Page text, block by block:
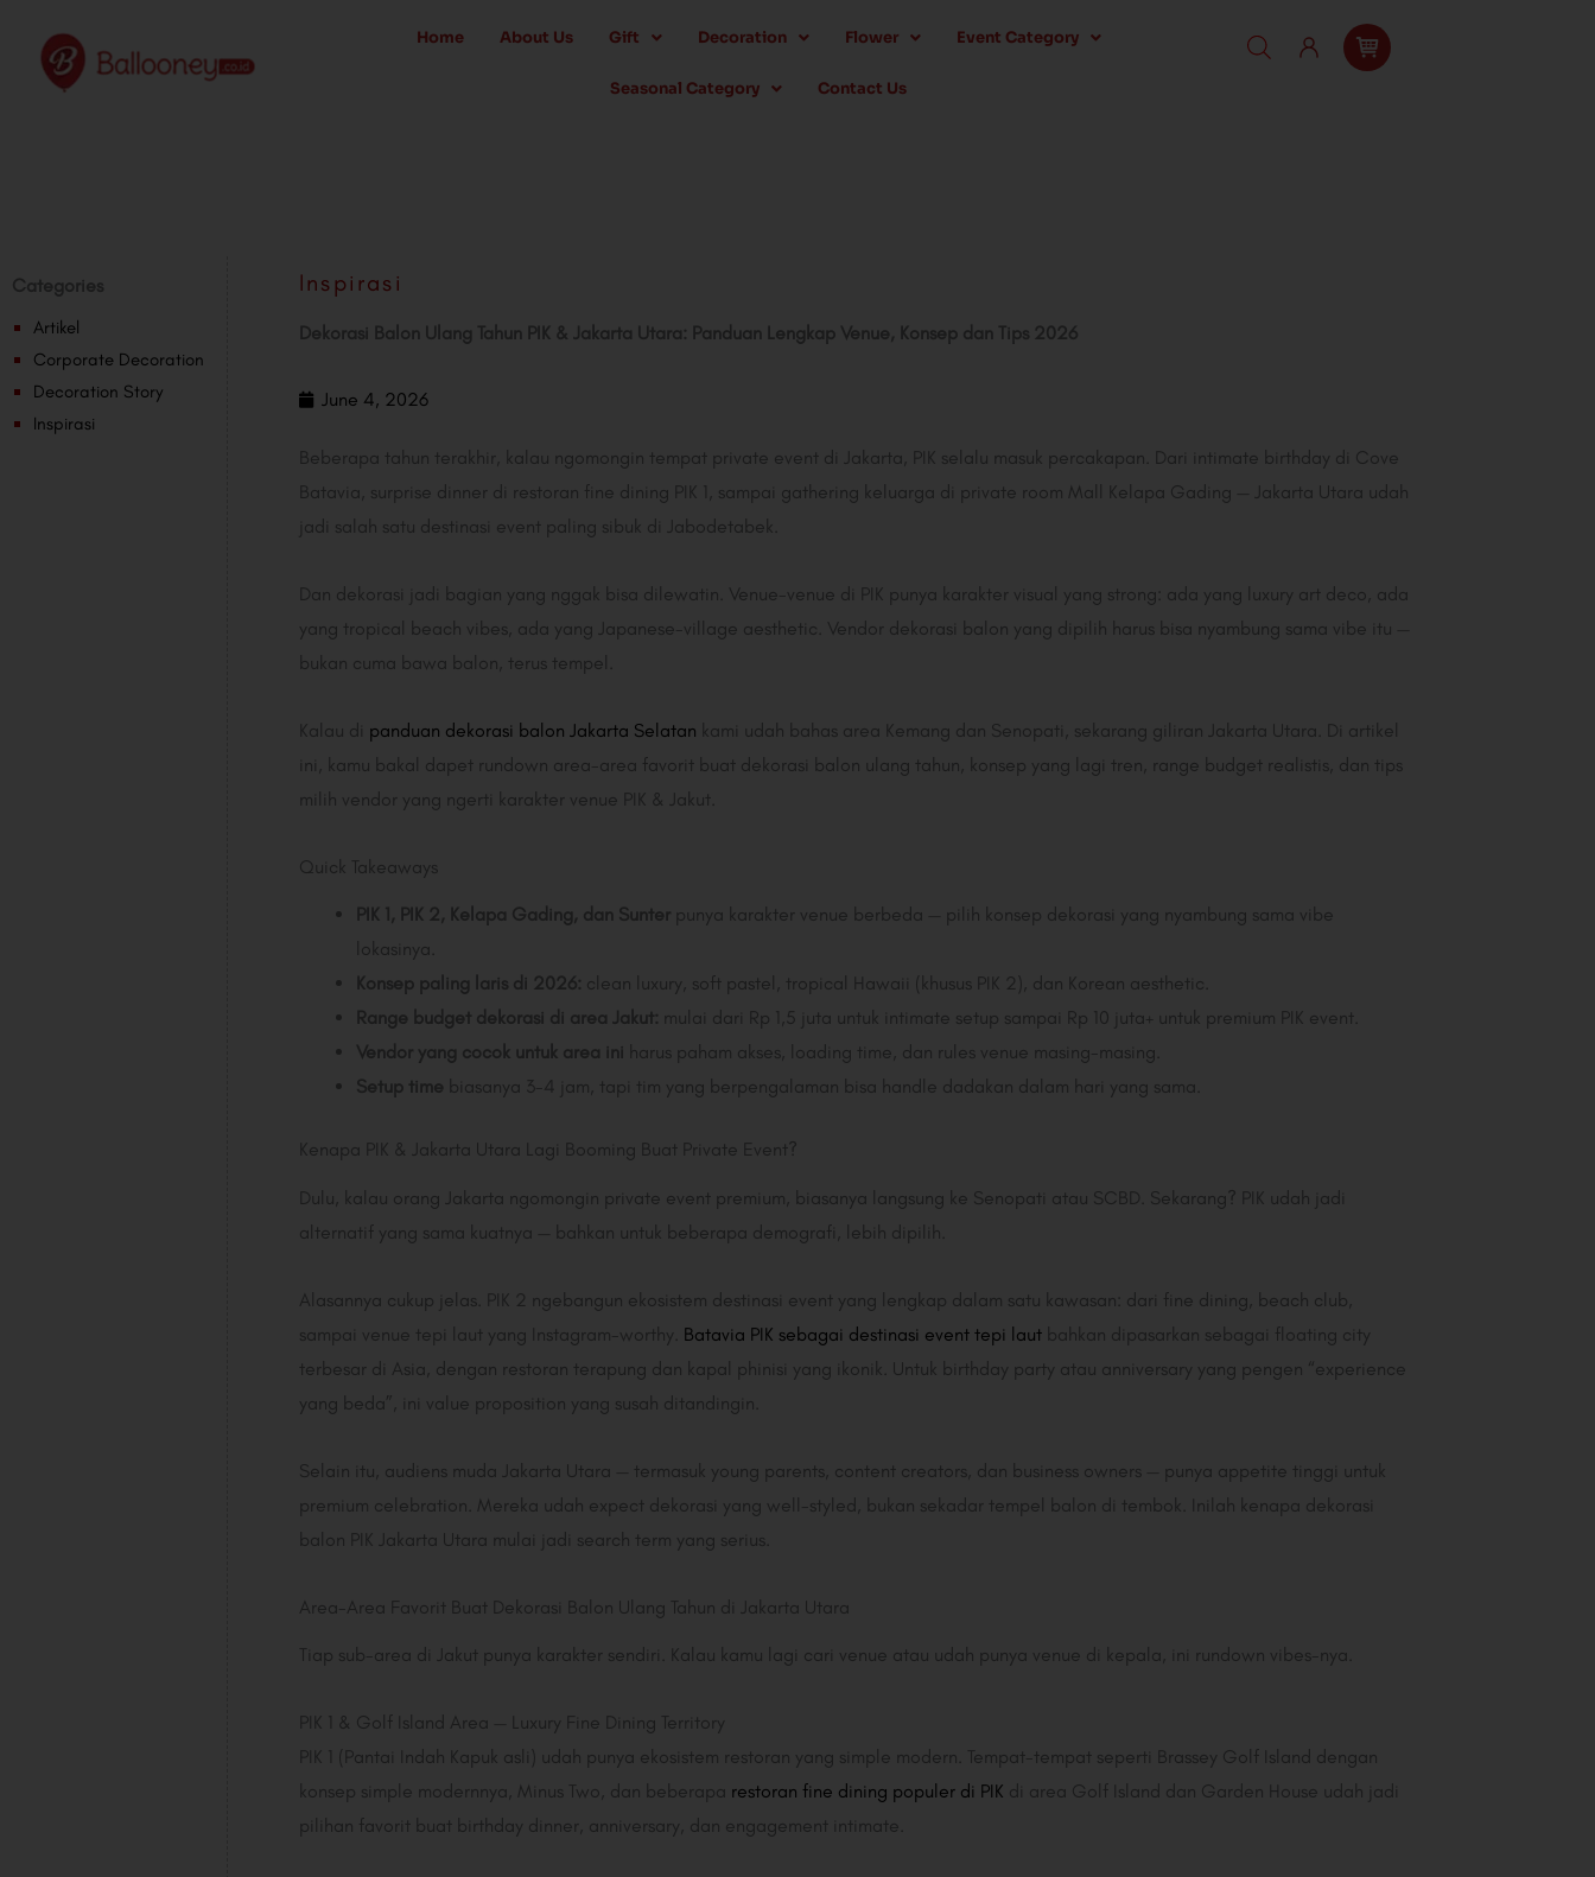
content
Home About Us Gift Decoration Flower Event Category
Seasonal Category Contact Us
Categories
Artikel
Corporate Decoration
Decoration Story
Inspirasi
Inspirasi
Dekorasi Balon Ulang Tahun PIK & Jakarta Utara: Panduan Lengkap Venue, Konsep dan Tips 2026
June 4, 2026
Beberapa tahun terakhir, kalau ngomongin tempat private event di Jakarta, PIK selalu masuk percakapan. Dari intimate birthday di Cove
Batavia, surprise dinner di restoran fine dining PIK 1, sampai gathering keluarga di private room Mall Kelapa Gading — Jakarta Utara udah
jadi salah satu destinasi event paling sibuk di Jabodetabek.
Dan dekorasi jadi bagian yang nggak bisa dilewatin. Venue-venue di PIK punya karakter visual yang strong: ada yang luxury art deco, ada
yang tropical beach vibes, ada yang Japanese-village aesthetic. Vendor dekorasi balon yang dipilih harus bisa nyambung sama vibe itu —
bukan cuma bawa balon, terus tempel.
Kalau di panduan dekorasi balon Jakarta Selatan kami udah bahas area Kemang dan Senopati, sekarang giliran Jakarta Utara. Di artikel
ini, kamu bakal dapet rundown area-area favorit buat dekorasi balon ulang tahun, konsep yang lagi tren, range budget realistis, dan tips
milih vendor yang ngerti karakter venue PIK & Jakut.
Quick Takeaways
PIK 1, PIK 2, Kelapa Gading, dan Sunter punya karakter venue berbeda — pilih konsep dekorasi yang nyambung sama vibe
lokasinya.
Konsep paling laris di 2026: clean luxury, soft pastel, tropical Hawaii (khusus PIK 2), dan Korean aesthetic.
Range budget dekorasi di area Jakut: mulai dari Rp 1,5 juta untuk intimate setup sampai Rp 10 juta+ untuk premium PIK event.
Vendor yang cocok untuk area ini harus paham akses, loading time, dan rules venue masing-masing.
Setup time biasanya 3-4 jam, tapi tim yang berpengalaman bisa handle dadakan dalam hari yang sama.
Kenapa PIK & Jakarta Utara Lagi Booming Buat Private Event?
Dulu, kalau orang Jakarta ngomongin private event premium, biasanya langsung ke Senopati atau SCBD. Sekarang? PIK udah jadi
alternatif yang sama kuatnya — bahkan untuk beberapa demografi, lebih dipilih.
Alasannya cukup jelas. PIK 2 ngebangun ekosistem destinasi event yang lengkap dalam satu kawasan: dari fine dining, beach club,
sampai venue tepi laut yang Instagram-worthy. Batavia PIK sebagai destinasi event tepi laut bahkan dipasarkan sebagai floating city
terbesar di Asia, dengan restoran terapung dan kapal phinisi yang ikonik. Untuk birthday party atau anniversary yang pengen “experience
yang beda”, ini value proposition yang susah ditandingin.
Selain itu, audiens muda Jakarta Utara — termasuk young parents, content creators, dan business owners — punya appetite tinggi untuk
premium celebration. Mereka udah expect dekorasi yang well-styled, bukan sekadar tempel balon di tembok. Inilah kenapa dekorasi
balon PIK Jakarta Utara mulai jadi search term yang serius.
Area-Area Favorit Buat Dekorasi Balon Ulang Tahun di Jakarta Utara
Tiap sub-area di Jakut punya karakter sendiri. Kalau kamu lagi cari venue atau udah punya venue di kepala, ini rundown vibes-nya.
PIK 1 & Golf Island Area — Luxury Fine Dining Territory
PIK 1 (Pantai Indah Kapuk asli) udah punya ekosistem restoran yang simple modern. Tempat-tempat seperti Brassey Golf Island dengan
konsep simple modernnya, Minus Two, dan beberapa restoran fine dining populer di PIK di area Golf Island dan Garden House udah jadi
pilihan favorit buat birthday dinner, anniversary, dan engagement intimate.